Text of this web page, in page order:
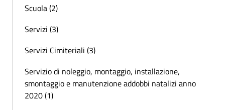
Scuola (2)
Servizi (3)
Servizi Cimiteriali (3)
Servizio di noleggio, montaggio, installazione,
smontaggio e manutenzione addobbi natalizi anno
2020 (1)